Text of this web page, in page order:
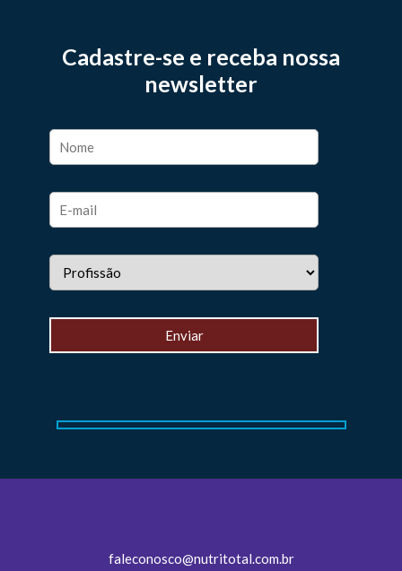
Cadastre-se e receba nossa
newsletter
faleconosco@nutritotal.com.br